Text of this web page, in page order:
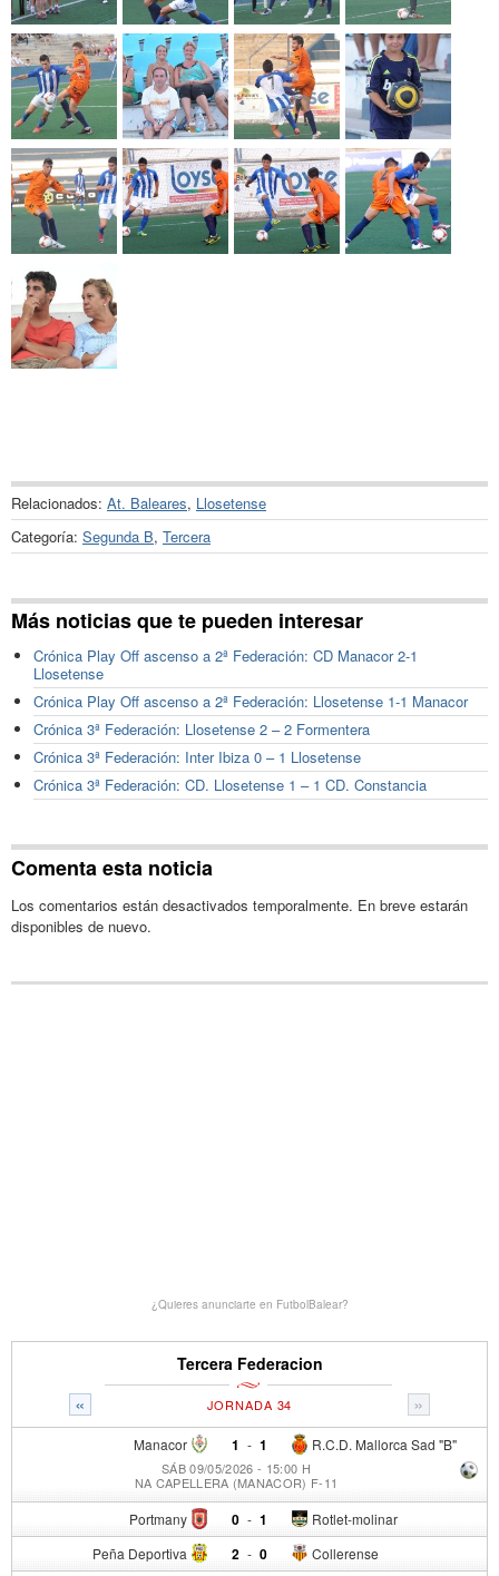
Relacionados: At. Baleares, Llosetense
Categoría: Segunda B, Tercera
Más noticias que te pueden interesar
Crónica Play Off ascenso a 2ª Federación: CD Manacor 2-1
Llosetense
Crónica Play Off ascenso a 2ª Federación: Llosetense 1-1 Manacor
Crónica 3ª Federación: Llosetense 2 – 2 Formentera
Crónica 3ª Federación: Inter Ibiza 0 – 1 Llosetense
Crónica 3ª Federación: CD. Llosetense 1 – 1 CD. Constancia
Comenta esta noticia
Los comentarios están desactivados temporalmente. En breve estarán
disponibles de nuevo.
¿Quieres anunciarte en FutbolBalear?
Tercera Federacion
« »
JORNADA 34
Manacor 1 - R.C.D. Mallorca Sad "B"
1
SÁB 09/05/2026 - 15:00 H
NA CAPELLERA (MANACOR) F-11
Portmany 0 - Rotlet-molinar
1
Peña Deportiva 2 - Collerense
0